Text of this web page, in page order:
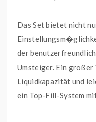
Das Set bietet nicht
der
Umsteiger. Ein großer
Liquidkapazität und
ein Top-Fill-System
TFV9 Tank aus.